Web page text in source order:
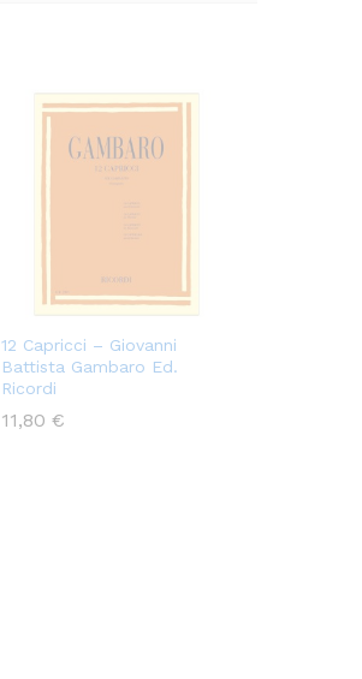
12 Capricci – Giovanni
Battista Gambaro Ed.
Ricordi
11,80 €